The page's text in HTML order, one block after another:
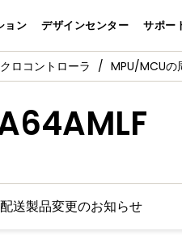
ョン デザインセンター サポー
ロコントローラ MPU/MCUの
配送製品変更のお知らせ